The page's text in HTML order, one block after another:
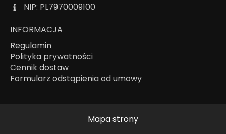
NIP: PL7970009100
INFORMACJA
Regulamin
Polityka prywatności
Cennik dostaw
Formularz odstąpienia od umowy
Mapa strony